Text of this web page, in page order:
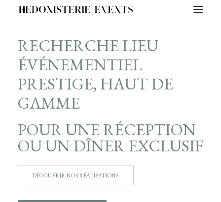
RECHERCHE LIEU
ÉVÉNEMENTIEL
PRESTIGE, HAUT DE
GAMME
POUR UNE RÉCEPTION
OU UN DÎNER EXCLUSIF
DÉCOUVRIR NOS RÉALISATIONS